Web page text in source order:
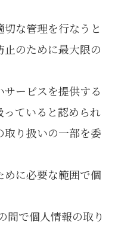
な管理を行なうと
止のために最大限の
ービスを提供する
ていると認められ
取り扱いの一部を委
に必要な範囲で個
間で個人情報の取り